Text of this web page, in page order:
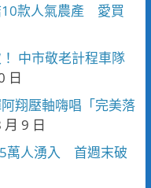
10款人氣農產 愛買
中市敬老計程車隊
日
翔壓軸嗨唱「完美落
9 日
萬人湧入 首週末破